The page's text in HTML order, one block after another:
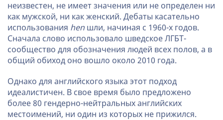
неизвестен, не имеет значения или не определен ни
как мужской, ни как женский. Дебаты касательно
использования hen шли, начиная с 1960-х годов.
Сначала слово использовало шведское ЛГБТ-
сообщество для обозначения людей всех полов, а в
общий обиход оно вошло около 2010 года.
Однако для английского языка этот подход
идеалистичен. В свое время было предложено
более 80 гендерно-нейтральных английских
местоимений, ни один из которых не прижился.